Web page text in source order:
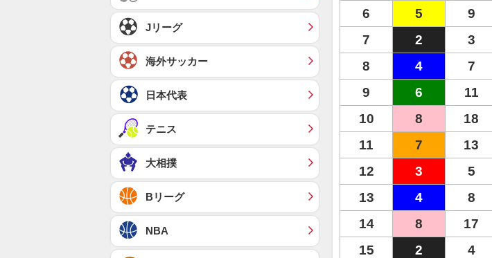
6
5 9
7
2 3
8
4 7
9
6 11
10
8 18
11
7 13
12
3 5
13
4 8
14
8 17
15
2 4
Jリーグ
海外サッカー
日本代表
テニス
大相撲
Bリーグ
NBA